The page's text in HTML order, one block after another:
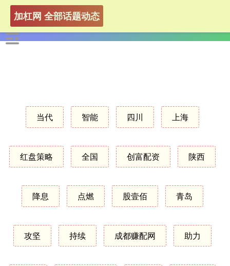
加杠网 全部话题动态
当代 智能 四川 上海
红盘策略 全国 创富配资 陕西
降息 点燃 股壹佰 青岛
攻坚 持续 成都赚配网 助力